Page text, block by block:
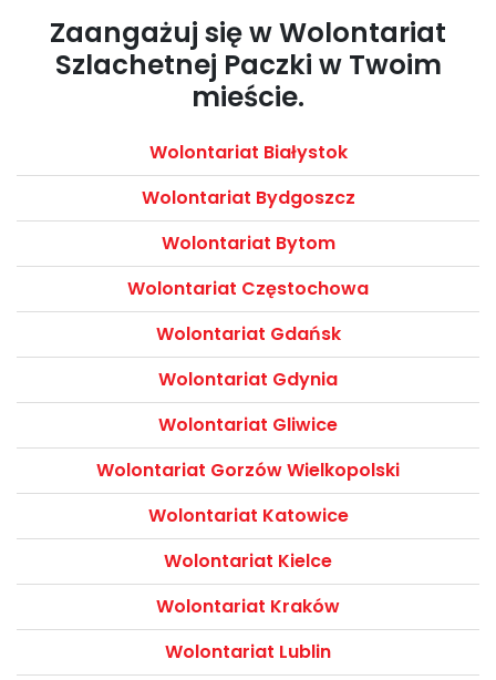
Zaangażuj się w Wolontariat
Szlachetnej Paczki w Twoim
mieście.
Wolontariat Białystok
Wolontariat Bydgoszcz
Wolontariat Bytom
Wolontariat Częstochowa
Wolontariat Gdańsk
Wolontariat Gdynia
Wolontariat Gliwice
Wolontariat Gorzów Wielkopolski
Wolontariat Katowice
Wolontariat Kielce
Wolontariat Kraków
Wolontariat Lublin